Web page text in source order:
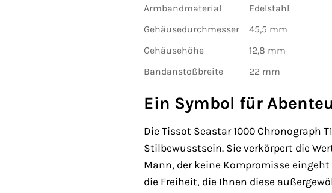
Armbandmaterial
Edelstahl
Gehäusedurchmesser
45,5 mm
Gehäusehöhe
12,8 mm
Bandanstoßbreite
22 mm
Ein Symbol für
Die Tissot Seastar 1000 Chronograph
Stilbewusstsein. Sie verkörpert die
Mann, der keine Kompromisse
die Freiheit, die Ihnen diese